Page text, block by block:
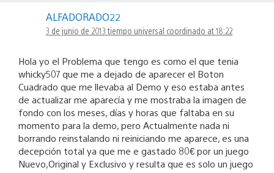
ALFADORADO22
3 de junio de 2013 tiempo universal coordinado at 18:22
Hola yo el Problema que tengo es como el que tenia
whicky507 que me a dejado de aparecer el Boton
Cuadrado que me llevaba al Demo y eso estaba antes
de actualizar me aparecía y me mostraba la imagen de
fondo con los meses, días y horas que faltaba en su
momento para la demo, pero Actualmente nada ni
borrando reinstalando ni reiniciando me aparece, es una
decepción total ya que me e gastado 80€ por un juego
Nuevo,Original y Exclusivo y resulta que es solo un juego